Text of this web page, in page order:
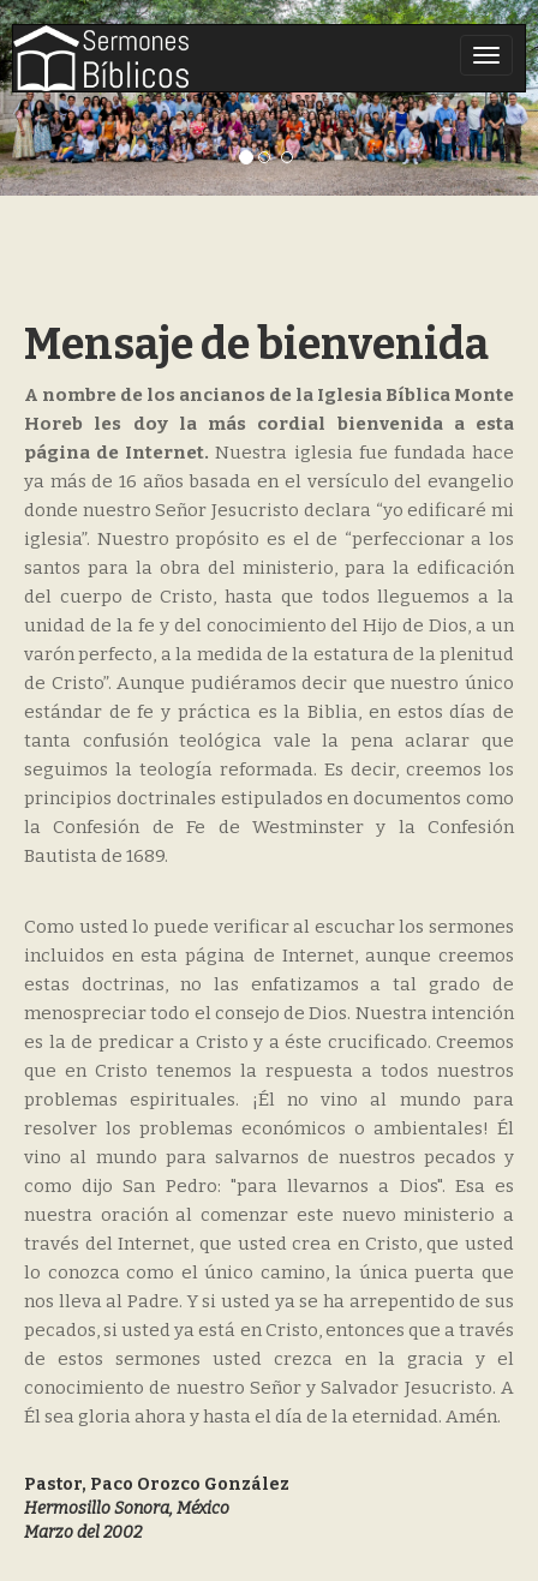
Mensaje de bienvenida
A nombre de los ancianos de la Iglesia Bíblica Monte
Horeb les doy la más cordial bienvenida a esta
página de Internet. Nuestra iglesia fue fundada hace
ya más de 16 años basada en el versículo del evangelio
donde nuestro Señor Jesucristo declara “yo edificaré mi
iglesia”. Nuestro propósito es el de “perfeccionar a los
santos para la obra del ministerio, para la edificación
del cuerpo de Cristo, hasta que todos lleguemos a la
unidad de la fe y del conocimiento del Hijo de Dios, a un
varón perfecto, a la medida de la estatura de la plenitud
de Cristo”. Aunque pudiéramos decir que nuestro único
estándar de fe y práctica es la Biblia, en estos días de
tanta confusión teológica vale la pena aclarar que
seguimos la teología reformada. Es decir, creemos los
principios doctrinales estipulados en documentos como
la Confesión de Fe de Westminster y la Confesión
Bautista de 1689.
Como usted lo puede verificar al escuchar los sermones
incluidos en esta página de Internet, aunque creemos
estas doctrinas, no las enfatizamos a tal grado de
menospreciar todo el consejo de Dios. Nuestra intención
es la de predicar a Cristo y a éste crucificado. Creemos
que en Cristo tenemos la respuesta a todos nuestros
problemas espirituales. ¡Él no vino al mundo para
resolver los problemas económicos o ambientales! Él
vino al mundo para salvarnos de nuestros pecados y
como dijo San Pedro: "para llevarnos a Dios". Esa es
nuestra oración al comenzar este nuevo ministerio a
través del Internet, que usted crea en Cristo, que usted
lo conozca como el único camino, la única puerta que
nos lleva al Padre. Y si usted ya se ha arrepentido de sus
pecados, si usted ya está en Cristo, entonces que a través
de estos sermones usted crezca en la gracia y el
conocimiento de nuestro Señor y Salvador Jesucristo. A
Él sea gloria ahora y hasta el día de la eternidad. Amén.
Pastor, Paco Orozco González
Hermosillo Sonora, México
Marzo del 2002